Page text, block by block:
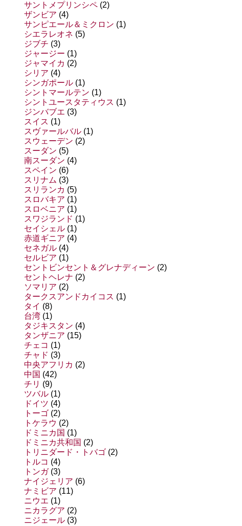
サントメプリンシペ (2)
ザンビア (4)
サンピエール＆ミクロン (1)
シエラレオネ (5)
ジブチ (3)
ジャージー (1)
ジャマイカ (2)
シリア (4)
シンガポール (1)
シントマールテン (1)
シントユースタティウス (1)
ジンバブエ (3)
スイス (1)
スヴァールバル (1)
スウェーデン (2)
スーダン (5)
南スーダン (4)
スペイン (6)
スリナム (3)
スリランカ (5)
スロバキア (1)
スロベニア (1)
スワジランド (1)
セイシェル (1)
赤道ギニア (4)
セネガル (4)
セルビア (1)
セントビンセント＆グレナディーン (2)
セントヘレナ (2)
ソマリア (2)
タークスアンドカイコス (1)
タイ (8)
台湾 (1)
タジキスタン (4)
タンザニア (15)
チェコ (1)
チャド (3)
中央アフリカ (2)
中国 (42)
チリ (9)
ツバル (1)
ドイツ (4)
トーゴ (2)
トケラウ (2)
ドミニカ国 (1)
ドミニカ共和国 (2)
トリニダード・トバゴ (2)
トルコ (4)
トンガ(3)
ナイジェリア (6)
ナミビア (11)
ニウエ (1)
ニカラグア (2)
ニジェール (3)